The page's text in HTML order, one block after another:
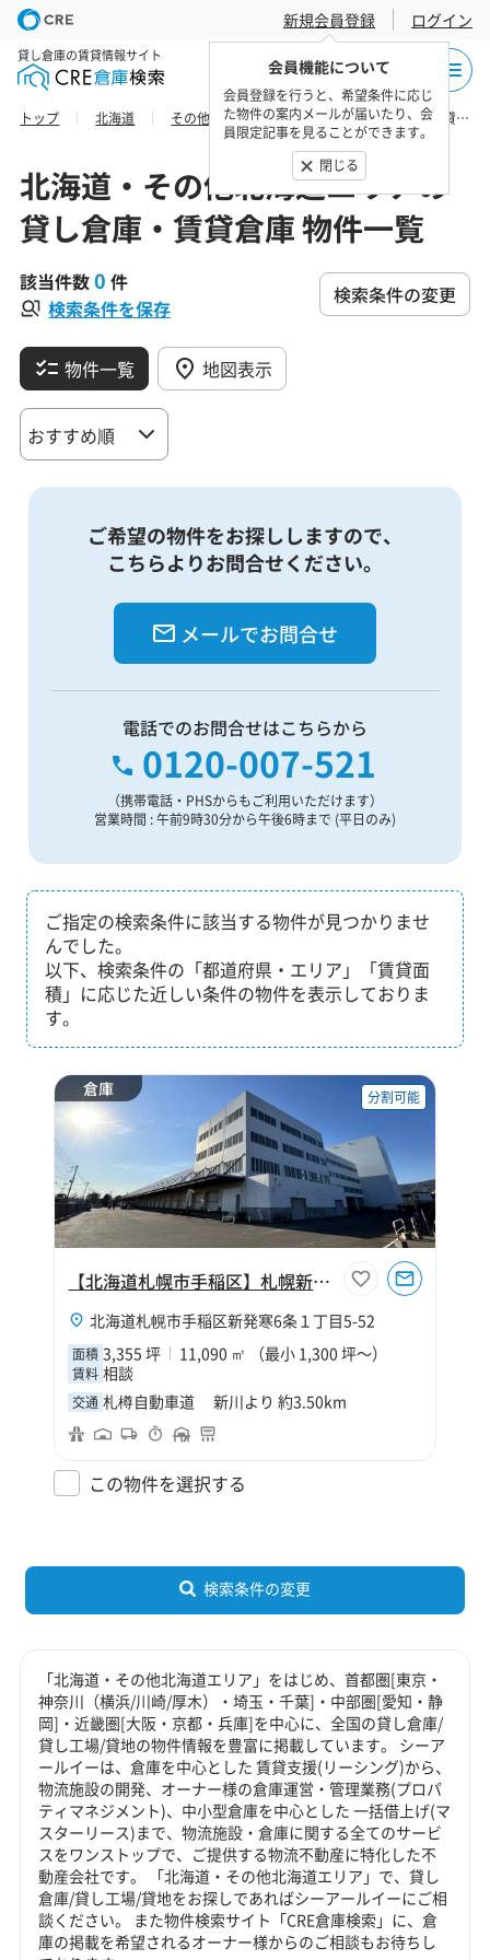
新規会員登録
会員機能について
会員登録を行うと、希望条件に応じ
た物件の案内メールが届いたり、会
員限定記事を見ることができます。
閉じる
ログイン
貸し倉庫の賃貸情報サイト
トップ 北海道 その他北海道エリア 日高振興局日高町の貸し倉庫・賃貸倉庫 物件一覧
北海道・その他北海道エリアの
貸し倉庫・賃貸倉庫 物件一覧
該当件数0 件
検索条件を保存
検索条件の変更
物件一覧 地図表示
ご希望の物件をお探ししますので、
こちらよりお問合せください。
メールでお問合せ
電話でのお問合せはこちらから
0120-007-521
（携帯電話・PHSからもご利用いただけます）
営業時間 : 午前9時30分から午後6時まで (平日のみ)
ご指定の検索条件に該当する物件が見つかりませ
んでした。
以下、検索条件の「都道府県・エリア」「賃貸面
積」に応じた近しい条件の物件を表示しておりま
す。
倉庫 分割可能
【北海道札幌市手稲区】札幌新発寒物流センター
北海道札幌市手稲区新発寒6条１丁目5-52
面積 3,355 坪 11,090 ㎡ （最小 1,300 坪～）
賃料 相談
交通 札樽自動車道 新川より 約3.50km
この物件を選択する
検索条件の変更
「北海道・その他北海道エリア」をはじめ、首都圏[東京・
神奈川（横浜/川崎/厚木）・埼玉・千葉]・中部圏[愛知・静
岡]・近畿圏[大阪・京都・兵庫]を中心に、全国の貸し倉庫/
貸し工場/貸地の物件情報を豊富に掲載しています。 シーア
ールイーは、倉庫を中心とした 賃貸支援(リーシング)から、
物流施設の開発、オーナー様の倉庫運営・管理業務(プロパ
ティマネジメント)、中小型倉庫を中心とした 一括借上げ(マ
スターリース)まで、物流施設・倉庫に関する全てのサービ
スをワンストップで、ご提供する物流不動産に特化した不
動産会社です。 「北海道・その他北海道エリア」で、貸し
倉庫/貸し工場/貸地をお探しであればシーアールイーにご相
談ください。 また物件検索サイト「CRE倉庫検索」に、倉
庫の掲載を希望されるオーナー様からのご相談もお待ちし